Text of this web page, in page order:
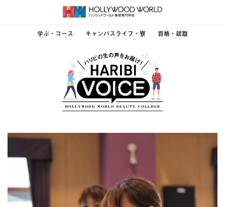
学ぶ・コース キャンパスライフ・寮 資格・就職